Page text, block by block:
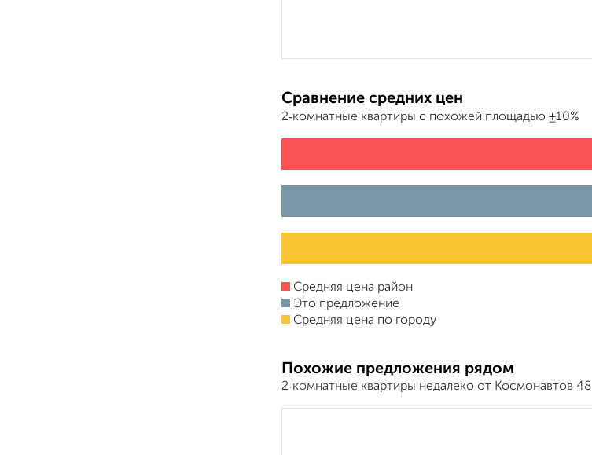
Сравнение средних цен
2‑комнатные квартиры с похожей площадью ±10%
Средняя цена район
Это предложение
Средняя цена по городу
Похожие предложения рядом
2‑комнатные квартиры недалеко от Космонавтов 48